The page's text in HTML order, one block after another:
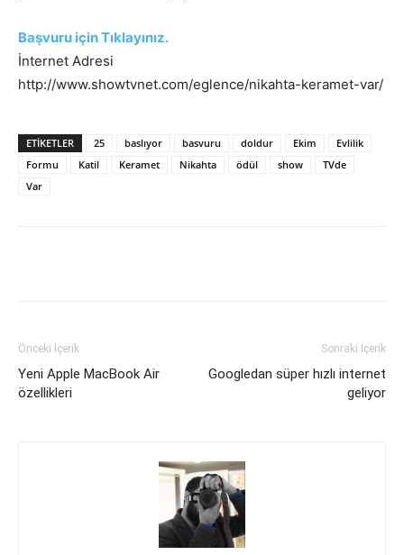
Başvuru için Tıklayınız.
İnternet Adresi
http://www.showtvnet.com/eglence/nikahta-keramet-var/
ETIKETLER 25 baslıyor basvuru doldur Ekim
Evlilik
Formu
Katil Keramet Nikahta ödül show
TVde
Var
Önceki İçerik
Yeni Apple MacBook Air
özellikleri
Sonraki İçerik
Googledan süper hızlı internet
geliyor